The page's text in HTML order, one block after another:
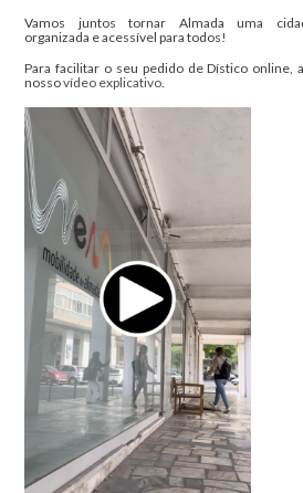
Vamos juntos tornar Almada uma
organizada e acessível para todos!
Para facilitar o seu pedido de Dístico online,
nossovídeo explicativo.